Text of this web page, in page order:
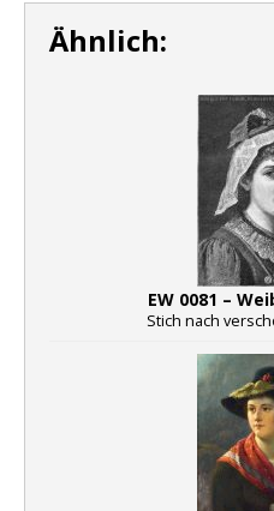
Ähnlich:
EW 0081 –
Stich nach